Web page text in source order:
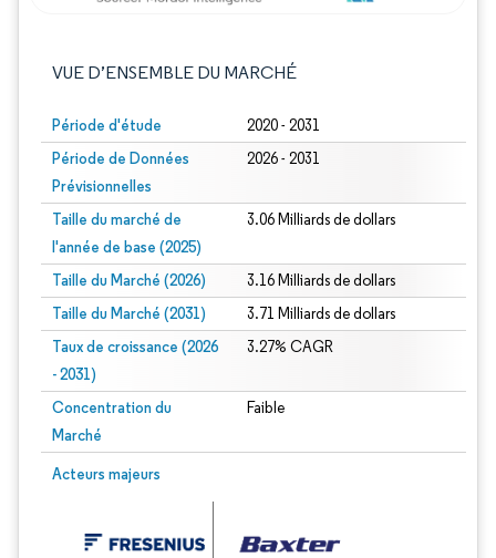
VUE D’ENSEMBLE DU MARCHÉ
Période d'étude 2020 - 2031
Période de Données
Prévisionnelles
2026 - 2031
Taille du marché de
l'année de base (2025)
3.06 Milliards de dollars
Taille du Marché (2026) 3.16 Milliards de dollars
Taille du Marché (2031) 3.71 Milliards de dollars
Taux de croissance (2026
- 2031)
3.27% CAGR
Concentration du
Marché
Faible
Acteurs majeurs
Image © Mordor Intelligence. La réutilisation nécessite une attribution sous CC